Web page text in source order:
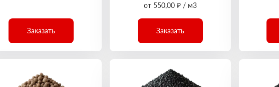
Заказать
от 550,00 ₽ / м3
Заказать